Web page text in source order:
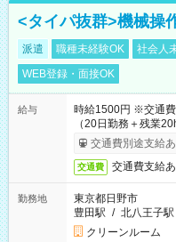
<タイパ抜群>機械操
派遣 職種未経験OK 社会人
WEB登録・面接OK
給与
時給1500円 ※交通費
（20日勤務＋残業
交通費別途支給あ
交通費 交通費支給あ
勤務地
東京都日野市
豊田駅 / 北八王子駅
クリーンルーム